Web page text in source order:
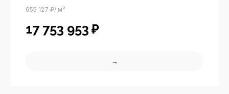
655 127 ₽/ м²
17 753 953 ₽
→